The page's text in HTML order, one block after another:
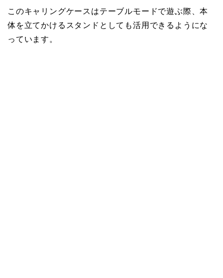
このキャリングケースはテーブルモードで遊ぶ際、本
体を立てかけるスタンドとしても活用できるようにな
っています。